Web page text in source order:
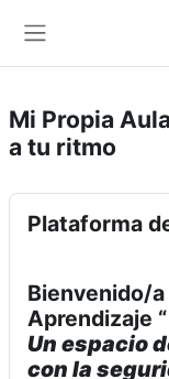
Mi Propia
a tu ritmo
Plataforma
Bienvenido/
Aprendizaje “
Un espacio
con la